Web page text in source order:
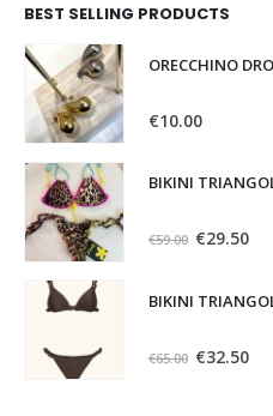
BEST SELLING PRODUCTS
ORECCHINO
€10.00
BIKINI
€59.00 €29.50
BIKINI
€65.00 €32.50